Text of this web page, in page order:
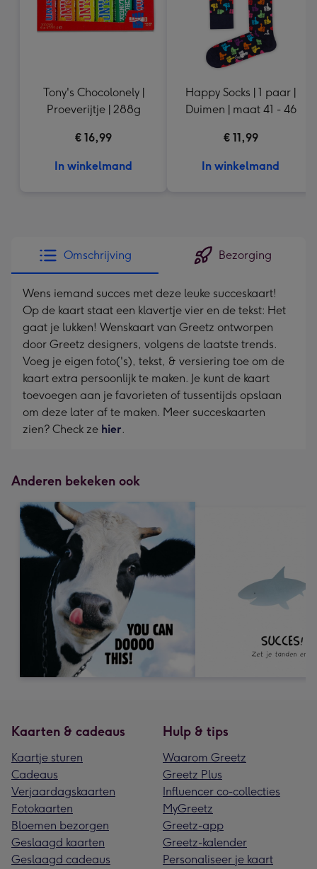
Tony's Chocolonely |
Proeverijtje | 288g
€ 16,99
In winkelmand
Happy Socks | 1 paar |
Duimen | maat 41 - 46
€ 11,99
In winkelmand
Omschrijving Bezorging
Wens iemand succes met deze leuke succeskaart!
Op de kaart staat een klavertje vier en de tekst: Het
gaat je lukken! Wenskaart van Greetz ontworpen
door Greetz designers, volgens de laatste trends.
Voeg je eigen foto('s), tekst, & versiering toe om de
kaart extra persoonlijk te maken. Je kunt de kaart
toevoegen aan je favorieten of tussentijds opslaan
om deze later af te maken. Meer succeskaarten
zien? Check ze hier.
Anderen bekeken ook
Kaarten & cadeaus
Kaartje sturen
Cadeaus
Verjaardagskaarten
Fotokaarten
Bloemen bezorgen
Geslaagd kaarten
Geslaagd cadeaus
Hulp & tips
Waarom Greetz
Greetz Plus
Influencer co-collecties
MyGreetz
Greetz-app
Greetz-kalender
Personaliseer je kaart